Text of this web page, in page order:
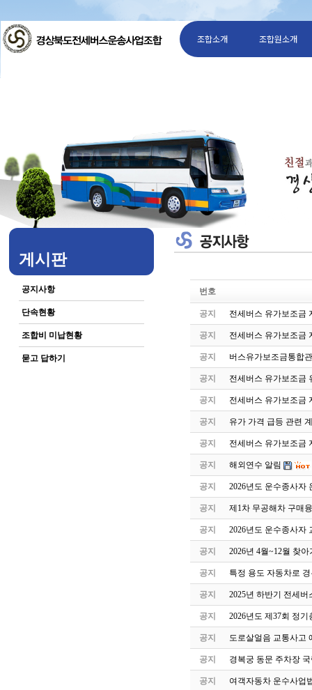
조합소개 조합원소개
게시판
공지사항
단속현황
조합비 미납현황
묻고 답하기
번호
공지 전세버스 유가보조금
공지 전세버스 유가보조금
공지 버스유가보조금통합
공지 전세버스 유가보조금
공지 전세버스 유가보조금
공지 유가 가격 급등 관련
공지 전세버스 유가보조금
공지 해외연수 알림
공지 2026년도 운수종사자
공지 제1차 무공해차 구매
공지 2026년도 운수종사자
공지 2026년 4월~12월 찾
공지 특정 용도 자동차로
공지 2025년 하반기 전세
공지 2026년도 제37회 정기
공지 도로살얼음 교통사고
공지 경복궁 동문 주차장
공지 여객자동차 운수사업